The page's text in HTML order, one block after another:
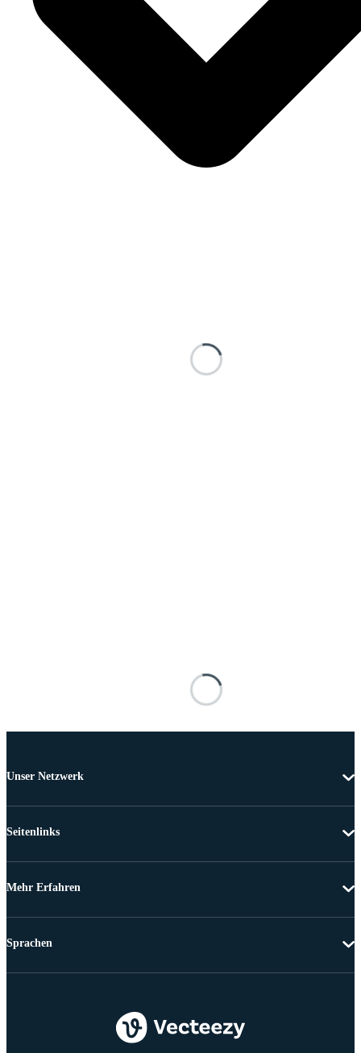
Unser Netzwerk
Seitenlinks
Mehr Erfahren
Sprachen